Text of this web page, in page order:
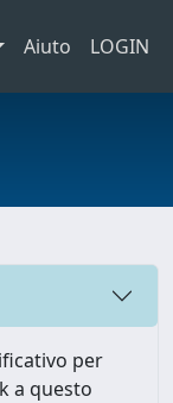
Aiuto LOGIN
per
a questo